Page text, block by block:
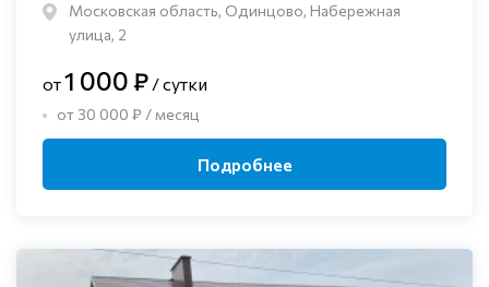
Московская область, Одинцово, Набережная
улица, 2
от1 000 ₽ / сутки
от 30 000 ₽ / месяц
Подробнее